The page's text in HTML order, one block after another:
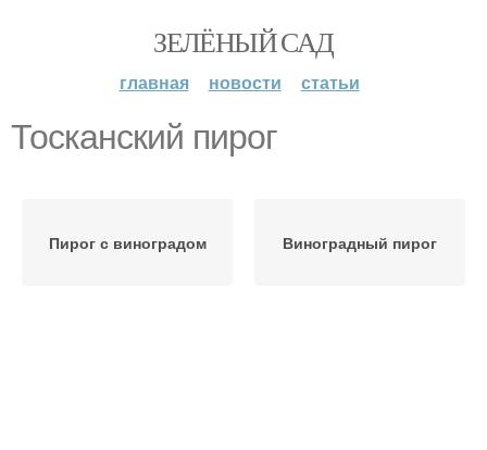
ЗЕЛЁНЫЙ САД
главная новости статьи
Тосканский пирог
Пирог с виноградом Виноградный пирог